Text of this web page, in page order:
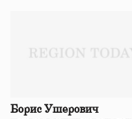
Борис Ушерович